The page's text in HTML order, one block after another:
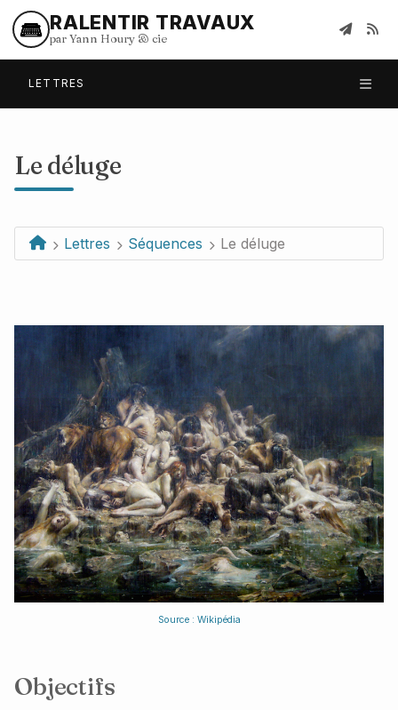
RALENTIR TRAVAUX
par Yann Houry & cie
LETTRES
Le déluge
Lettres Séquences Le déluge
Source : Wikipédia
Objectifs